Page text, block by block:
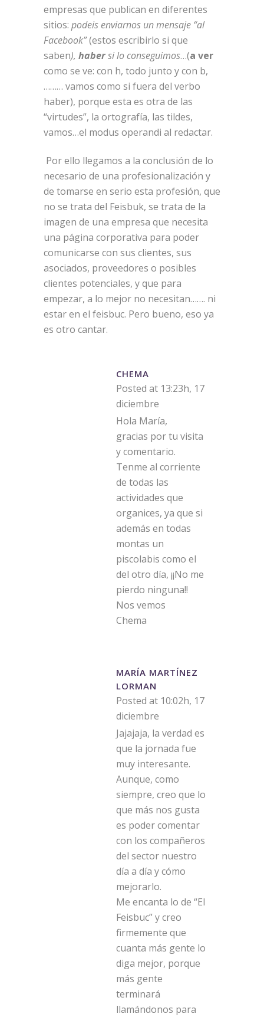
empresas que publican en diferentes
sitios: podeis enviarnos un mensaje “al
Facebook”(estos escribirlo si que
saben), habersi lo conseguimos…(a ver
como se ve: con h, todo junto y con b,
……… vamos como si fuera del verbo
haber), porque esta es otra de las
“virtudes”, la ortografía, las tildes,
vamos…el modus operandi al redactar.
Por ello llegamos a la conclusión de lo
necesario de una profesionalización y
de tomarse en serio esta profesión, que
no se trata del Feisbuk, se trata de la
imagen de una empresa que necesita
una página corporativa para poder
comunicarse con sus clientes, sus
asociados, proveedores o posibles
clientes potenciales, y que para
empezar, a lo mejor no necesitan……. ni
estar en el feisbuc. Pero bueno, eso ya
es otro cantar.
CHEMA
Posted at 13:23h, 17
diciembre
Hola María,
gracias por tu visita
y comentario.
Tenme al corriente
de todas las
actividades que
organices, ya que si
además en todas
montas un
piscolabis como el
del otro día, ¡¡No me
pierdo ninguna!!
Nos vemos
Chema
MARÍA MARTÍNEZ
LORMAN
Posted at 10:02h, 17
diciembre
Jajajaja, la verdad es
que la jornada fue
muy interesante.
Aunque, como
siempre, creo que lo
que más nos gusta
es poder comentar
con los compañeros
del sector nuestro
día a día y cómo
mejorarlo.
Me encanta lo de “El
Feisbuc” y creo
firmemente que
cuanta más gente lo
diga mejor, porque
más gente
terminará
llamándonos para